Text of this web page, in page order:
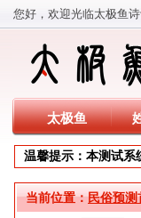
您好，欢迎光临太极鱼
太极鱼
温馨提示：本测试系
当前位置：民俗预测